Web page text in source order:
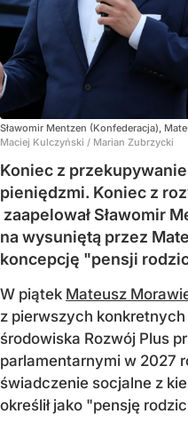
Sławomir Mentzen (Konfederacja),
Maciej Kulczyński / Marian Zubrzycki
Koniec z
pieniędzmi. Koniec z
zaapelował Sławomir
na wysuniętą przez
koncepcję "pensji
W piątek Mateusz
z pierwszych
środowiska Rozwój Plus
parlamentarnymi w 2027
świadczenie socjalne z
określił jako "pensję